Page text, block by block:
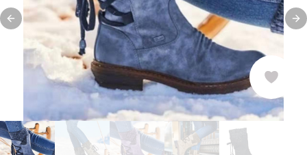
Previous slide